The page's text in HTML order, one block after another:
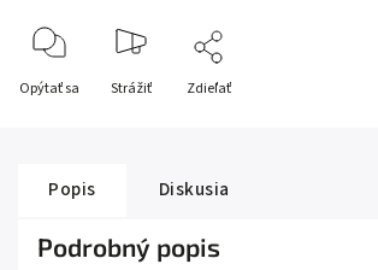
Opýtať sa Strážiť Zdieľať
Popis Diskusia
Podrobný popis